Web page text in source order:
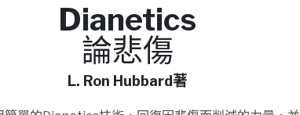
Dianetics
論悲傷
L. Ron Hubbard著